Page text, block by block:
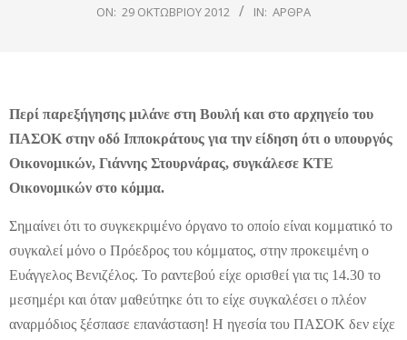
ON: 29 ΟΚΤΩΒΡΊΟΥ 2012 IN: ΆΡΘΡΑ
Περί παρεξήγησης μιλάνε στη Βουλή και στο αρχηγείο του
ΠΑΣΟΚ στην οδό Ιπποκράτους για την είδηση ότι ο υπουργός
Οικονομικών, Γιάννης Στουρνάρας, συγκάλεσε ΚΤΕ
Οικονομικών στο κόμμα.
Σημαίνει ότι το συγκεκριμένο όργανο το οποίο είναι κομματικό το
συγκαλεί μόνο ο Πρόεδρος του κόμματος, στην προκειμένη ο
Ευάγγελος Βενιζέλος. Το ραντεβού είχε ορισθεί για τις 14.30 το
μεσημέρι και όταν μαθεύτηκε ότι το είχε συγκαλέσει ο πλέον
αναρμόδιος ξέσπασε επανάσταση! Η ηγεσία του ΠΑΣΟΚ δεν είχε